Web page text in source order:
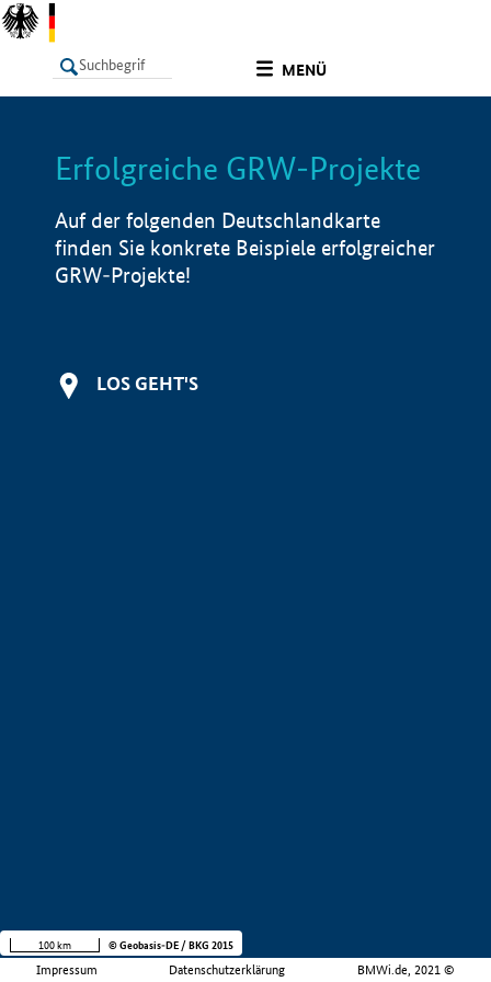
MENÜ
LISTE Info
Erfolgreiche GRW-Projekte
Auf der folgenden Deutschlandkarte
finden Sie konkrete Beispiele erfolgreicher
GRW-Projekte!
LOS GEHT'S
Impressum Datenschutzerklärung BMWi.de, 2021 ©
100 km © Geobasis-DE / BKG 2015